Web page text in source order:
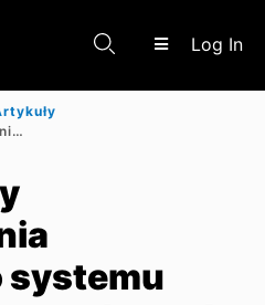
Log In
Perspektywy wprowadzenia mieszanego systemu wyborczego w wyborach do Sejmu RP
systemu